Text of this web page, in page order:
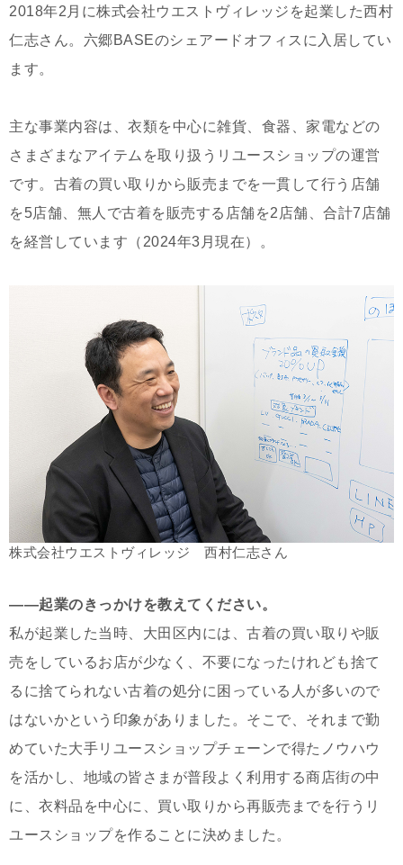
2018年2月に株式会社ウエストヴィレッジを起業した西村
仁志さん。六郷BASEのシェアードオフィスに入居してい
ます。
主な事業内容は、衣類を中心に雑貨、食器、家電などの
さまざまなアイテムを取り扱うリユースショップの運営
です。古着の買い取りから販売までを一貫して行う店舗
を5店舗、無人で古着を販売する店舗を2店舗、合計7店舗
を経営しています（2024年3月現在）。
株式会社ウエストヴィレッジ 西村仁志さん
――起業のきっかけを教えてください。
私が起業した当時、大田区内には、古着の買い取りや販
売をしているお店が少なく、不要になったけれども捨て
るに捨てられない古着の処分に困っている人が多いので
はないかという印象がありました。そこで、それまで勤
めていた大手リユースショップチェーンで得たノウハウ
を活かし、地域の皆さまが普段よく利用する商店街の中
に、衣料品を中心に、買い取りから再販売までを行うリ
ユースショップを作ることに決めました。